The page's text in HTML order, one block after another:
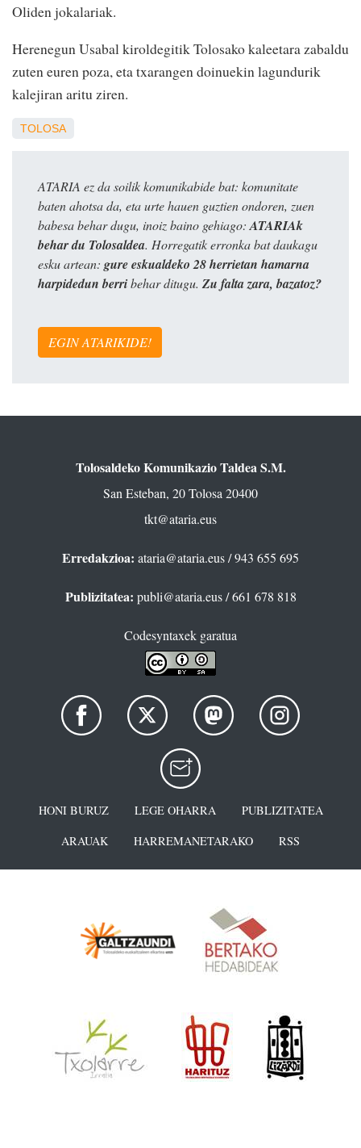
Oliden jokalariak.
Herenegun Usabal kiroldegitik Tolosako kaleetara zabaldu
zuten euren poza, eta txarangen doinuekin lagundurik
kalejiran aritu ziren.
TOLOSA
ATARIA ez da soilik komunikabide bat: komunitate
baten ahotsa da, eta urte hauen guztien ondoren, zuen
babesa behar dugu, inoiz baino gehiago:ATARIAk
behar du Tolosaldea. Horregatik erronka bat daukagu
esku artean: gure eskualdeko 28 herrietan hamarna
harpidedun berribehar ditugu. Zu falta zara, bazatoz?
EGIN ATARIKIDE!
Tolosaldeko Komunikazio Taldea S.M.
San Esteban, 20 Tolosa 20400
tkt@ataria.eus
Erredakzioa: ataria@ataria.eus/ 943 655 695
Publizitatea: publi@ataria.eus/ 661 678 818
Codesyntaxek garatua
HONI BURUZ LEGE OHARRA
PUBLIZITATEA
ARAUAK
HARREMANETARAKO RSS